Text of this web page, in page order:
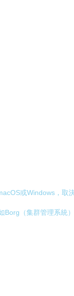
或Windows，取
Borg（集群管理系統